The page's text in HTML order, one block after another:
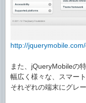
http://
また、jQueryMobileの
幅広く様々な、スマー
それぞれの端末にグレ